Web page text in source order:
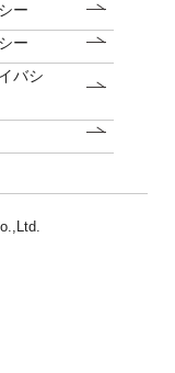
ー
ー
バシ